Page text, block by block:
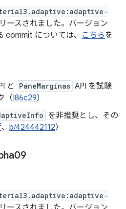
ースされました。バージョン
commit については、 こちらを
と PaneMarginas API を試験
（I86c29）
を非推奨とし、その
、 b/424442112）